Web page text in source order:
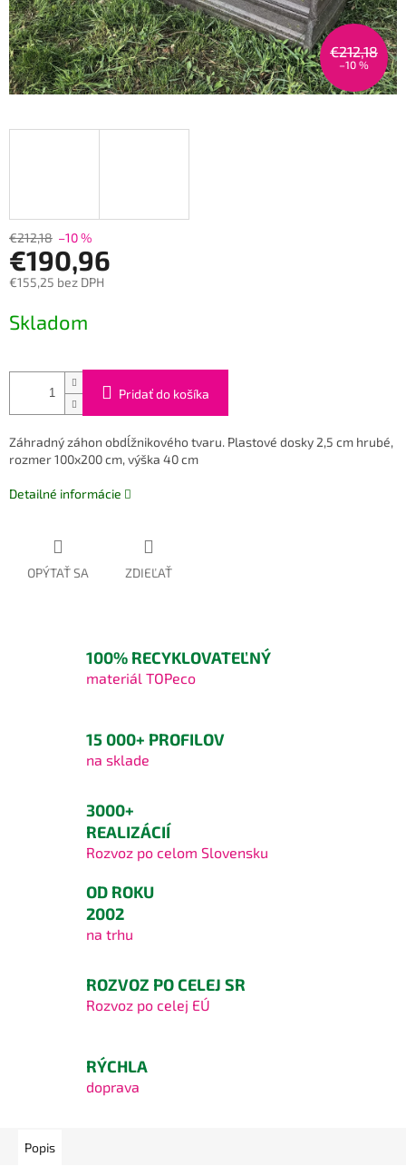
€212,18
–10 %
€212,18 –10 %
€190,96
€155,25 bez DPH
cena:
Skladom
Pridať do košíka
Záhradný záhon obdĺžnikového tvaru. Plastové dosky 2,5 cm hrubé,
rozmer 100x200 cm, výška 40 cm
Detailné informácie
OPÝTAŤ SA ZDIEĽAŤ
100% RECYKLOVATEĽNÝ
materiál TOPeco
15 000+ PROFILOV
na sklade
3000+
REALIZÁCIÍ
Rozvoz po celom Slovensku
OD ROKU
2002
na trhu
ROZVOZ PO CELEJ SR
Rozvoz po celej EÚ
RÝCHLA
doprava
Popis